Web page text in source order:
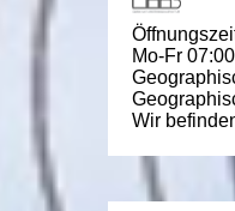
Mo-Fr
Wir